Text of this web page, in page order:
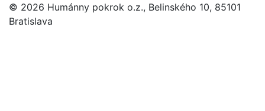
© 2026 Humánny pokrok o.z., Belinského 10, 85101
Bratislava